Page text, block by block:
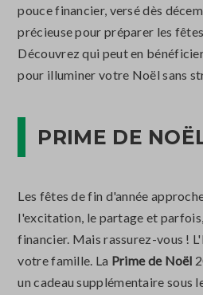
pouce financier, versé dès
précieuse pour préparer les
Découvrez qui peut en
pour illuminer votre Noël sans
PRIME DE
Les fêtes de fin d'année
l'excitation, le partage et
financier. Mais rassurez-vous !
votre famille. La Prime de Noël
un cadeau supplémentaire sous